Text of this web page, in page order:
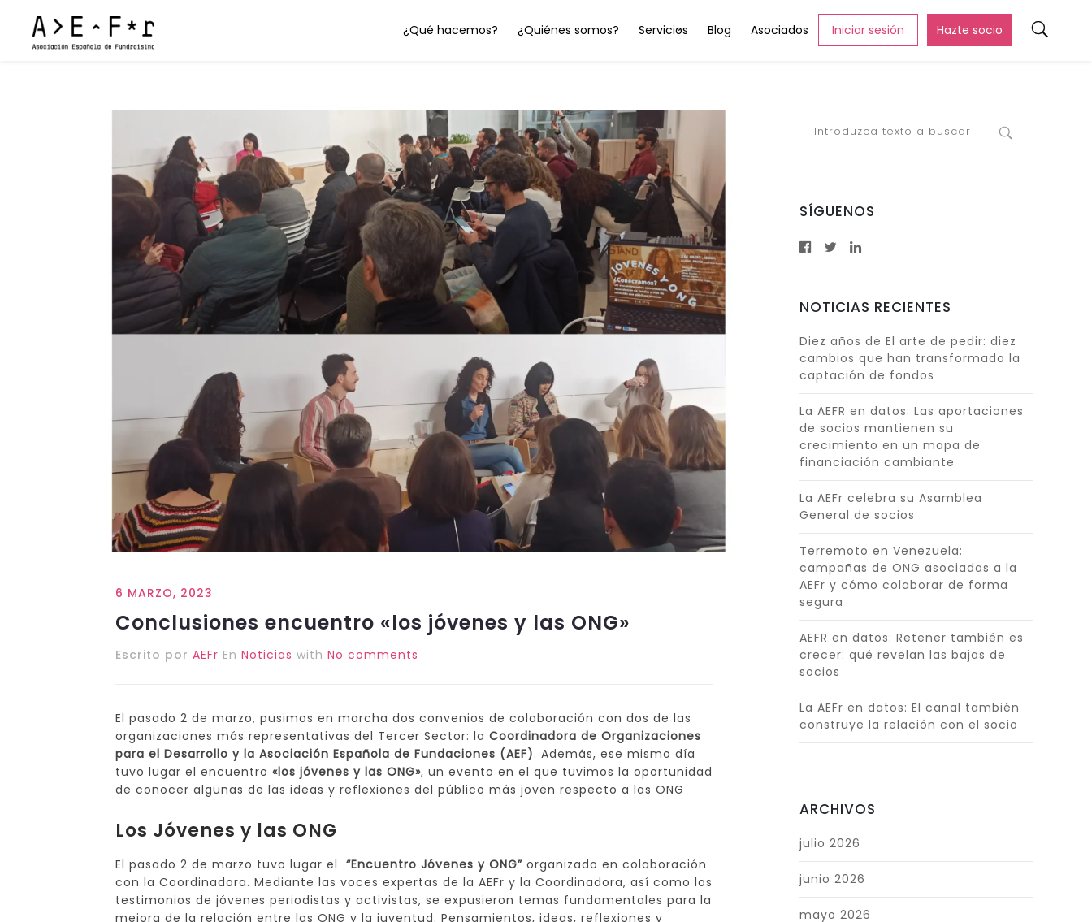
¿Qué hacemos? ¿Quiénes somos? Servicios Blog Asociados Iniciar sesión Hazte socio
6 MARZO, 2023
Conclusiones encuentro «los jóvenes y las ONG»
Escrito porAEFr EnNoticias withNo comments
El pasado 2 de marzo, pusimos en marcha dos convenios de colaboración con dos de las
organizaciones más representativas del Tercer Sector: laCoordinadora de Organizaciones
para el Desarrollo y la Asociación Española de Fundaciones (AEF). Además, ese mismo día
tuvo lugar el encuentro«los jóvenes y las ONG», un evento en el que tuvimos la oportunidad
de conocer algunas de las ideas y reflexiones del público más joven respecto a las ONG
Los Jóvenes y las ONG
El pasado 2 de marzo tuvo lugar el “Encuentro Jóvenes y ONG” organizado en colaboración
con la Coordinadora. Mediante las voces expertas de la AEFr y la Coordinadora, así como los
testimonios de jóvenes periodistas y activistas, se expusieron temas fundamentales para la
mejora de la relación entre las ONG y la juventud. Pensamientos, ideas, reflexiones y
SÍGUENOS
NOTICIAS RECIENTES
Diez años de El arte de pedir: diez
cambios que han transformado la
captación de fondos
La AEFR en datos: Las aportaciones
de socios mantienen su
crecimiento en un mapa de
financiación cambiante
La AEFr celebra su Asamblea
General de socios
Terremoto en Venezuela:
campañas de ONG asociadas a la
AEFr y cómo colaborar de forma
segura
AEFR en datos: Retener también es
crecer: qué revelan las bajas de
socios
La AEFr en datos: El canal también
construye la relación con el socio
ARCHIVOS
julio 2026
junio 2026
mayo 2026